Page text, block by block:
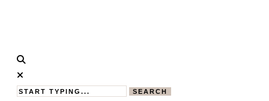
Calistas
Traum
MAMABLOG
SEARCH